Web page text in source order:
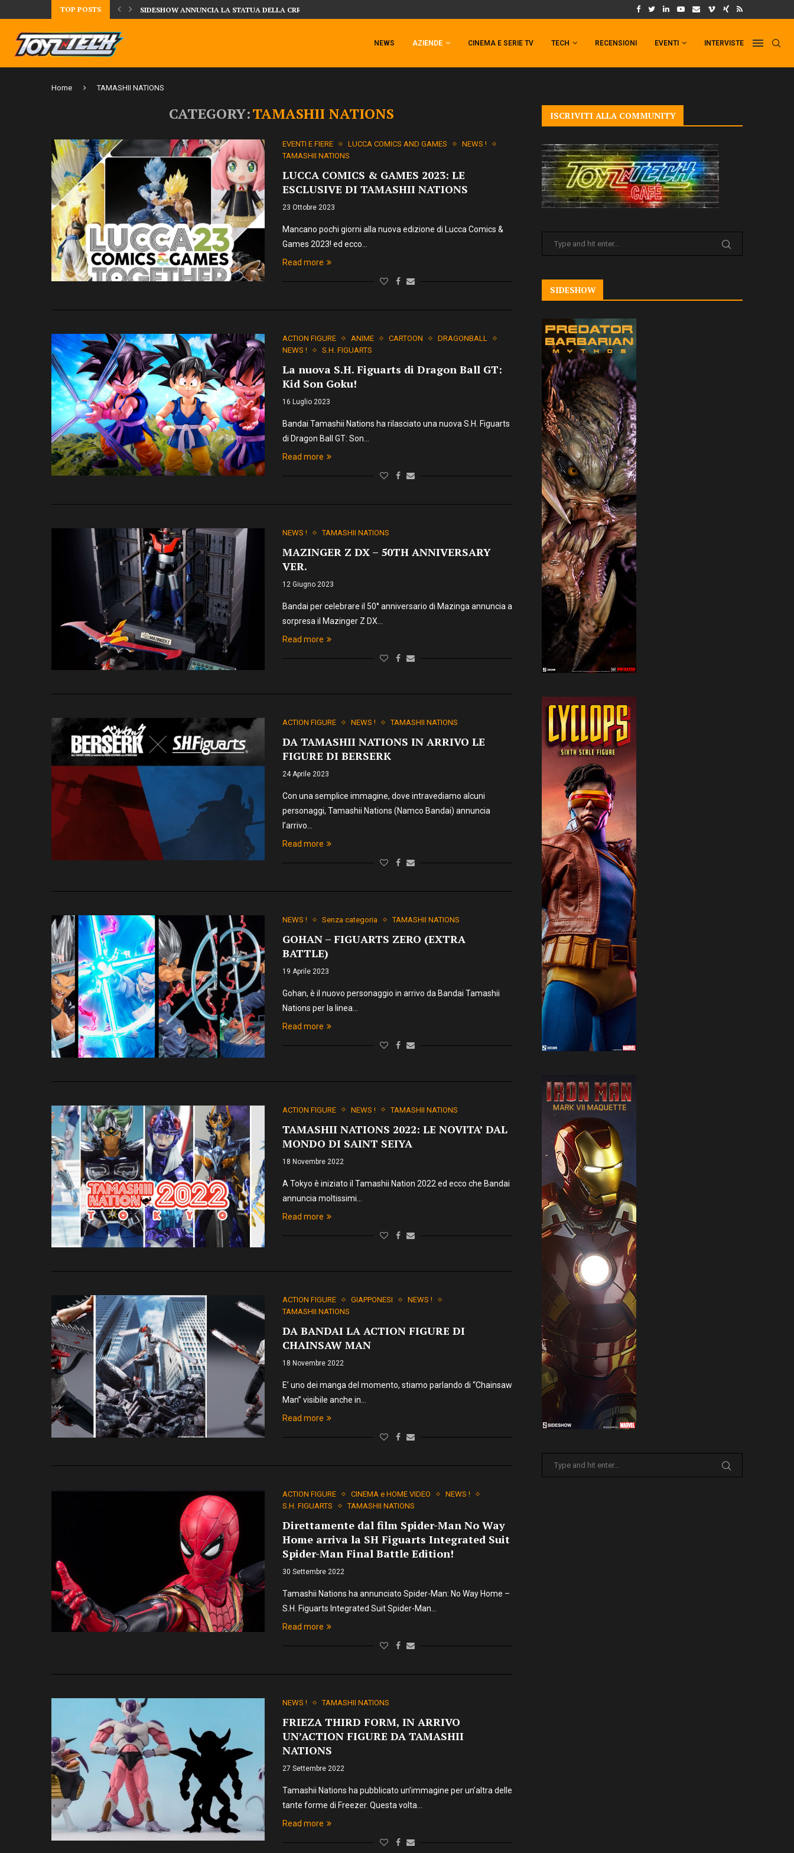
TOP POSTS
DELLA CRRATURA DELLA LAGUNA...DAL MONDO DEGLI X-MEN ARRIVA TEMPESTA TARGATA SIDESHOW! IL TRAILER DI FIST OF THE NORTH STAR!
NEWS AZIENDE CINEMA E SERIE TV TECH RECENSIONI EVENTI INTERVISTE
Home TAMASHII NATIONS
CATEGORY:TAMASHII NATIONS
EVENTI E FIERE LUCCA COMICS AND GAMES
NEWS !
TAMASHII NATIONS
LUCCA COMICS & GAMES 2023: LE
ESCLUSIVE DI TAMASHII NATIONS
23 Ottobre 2023
Mancano pochi giorni alla nuova edizione di Lucca Comics &
Games 2023! ed ecco…
Read more
ACTION FIGURE ANIME CARTOON
DRAGONBALL
NEWS !
S.H. FIGUARTS
La nuova S.H. Figuarts di Dragon Ball GT:
Kid Son Goku!
16 Luglio 2023
Bandai Tamashii Nations ha rilasciato una nuova S.H. Figuarts
di Dragon Ball GT: Son…
Read more
NEWS ! TAMASHII NATIONS
MAZINGER Z DX – 50TH ANNIVERSARY
VER.
12 Giugno 2023
Bandai per celebrare il 50° anniversario di Mazinga annuncia a
sorpresa il Mazinger Z DX…
Read more
ACTION FIGURE NEWS ! TAMASHII NATIONS
DA TAMASHII NATIONS IN ARRIVO LE
FIGURE DI BERSERK
24 Aprile 2023
Con una semplice immagine, dove intravediamo alcuni
personaggi, Tamashii Nations (Namco Bandai) annuncia
l’arrivo…
Read more
NEWS ! Senza categoria TAMASHII NATIONS
GOHAN – FIGUARTS ZERO (EXTRA
BATTLE)
19 Aprile 2023
Gohan, è il nuovo personaggio in arrivo da Bandai Tamashii
Nations per la linea…
Read more
ACTION FIGURE NEWS ! TAMASHII NATIONS
TAMASHII NATIONS 2022: LE NOVITA’ DAL
MONDO DI SAINT SEIYA
18 Novembre 2022
A Tokyo è iniziato il Tamashii Nation 2022 ed ecco che Bandai
annuncia moltissimi…
Read more
ACTION FIGURE GIAPPONESI
NEWS !
TAMASHII NATIONS
DA BANDAI LA ACTION FIGURE DI
CHAINSAW MAN
18 Novembre 2022
E’ uno dei manga del momento, stiamo parlando di “Chainsaw
Man” visibile anche in…
Read more
ACTION FIGURE CINEMA e HOME VIDEO
NEWS !
S.H. FIGUARTS
TAMASHII NATIONS
Direttamente dal film Spider-Man No Way
Home arriva la SH Figuarts Integrated Suit
Spider-Man Final Battle Edition!
30 Settembre 2022
Tamashii Nations ha annunciato Spider-Man: No Way Home –
S.H. Figuarts Integrated Suit Spider-Man…
Read more
NEWS ! TAMASHII NATIONS
FRIEZA THIRD FORM, IN ARRIVO
UN’ACTION FIGURE DA TAMASHII
NATIONS
27 Settembre 2022
Tamashii Nations ha pubblicato un’immagine per un’altra delle
tante forme di Freezer. Questa volta…
Read more
ISCRIVITI ALLA COMMUNITY
SIDESHOW